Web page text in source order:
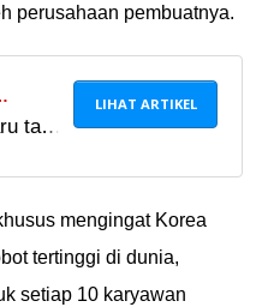
perusahaan pembuatnya.
tapi
LIHAT ARTIKEL
mengingat Korea
tertinggi di dunia,
setiap 10 karyawan